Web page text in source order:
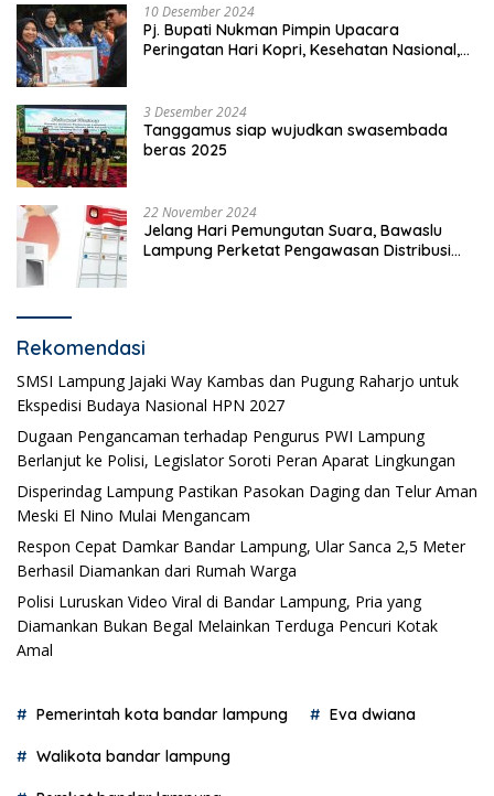
10 Desember 2024
Pj. Bupati Nukman Pimpin Upacara
Peringatan Hari Kopri, Kesehatan Nasional,
3 Desember 2024
Tanggamus siap wujudkan swasembada
beras 2025
22 November 2024
Jelang Hari Pemungutan Suara, Bawaslu
Lampung Perketat Pengawasan Distribusi
Rekomendasi
SMSI Lampung Jajaki Way Kambas dan Pugung Raharjo untuk
Ekspedisi Budaya Nasional HPN 2027
Dugaan Pengancaman terhadap Pengurus PWI Lampung
Berlanjut ke Polisi, Legislator Soroti Peran Aparat Lingkungan
Disperindag Lampung Pastikan Pasokan Daging dan Telur Aman
Meski El Nino Mulai Mengancam
Respon Cepat Damkar Bandar Lampung, Ular Sanca 2,5 Meter
Berhasil Diamankan dari Rumah Warga
Polisi Luruskan Video Viral di Bandar Lampung, Pria yang
Diamankan Bukan Begal Melainkan Terduga Pencuri Kotak
Amal
Pemerintah kota bandar lampung Eva dwiana
Walikota bandar lampung